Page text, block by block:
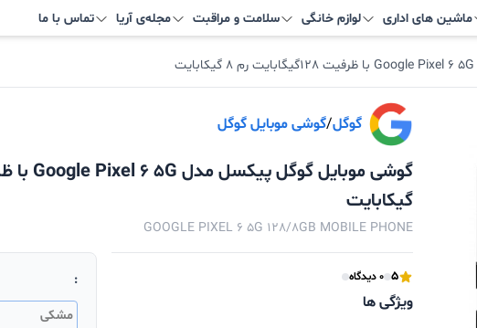
ماشین های اداری لوازم خانگی سلامت و مراقبت مجله‌ی آریا تماس با ما
گوگل/گوشی موبایل گوگل
گیکابایت
GOOGLE PIXEL 6 5G 128/8GB MOBILE PHONE
5 0 دیدگاه
ویژگی ها
:
مشکی